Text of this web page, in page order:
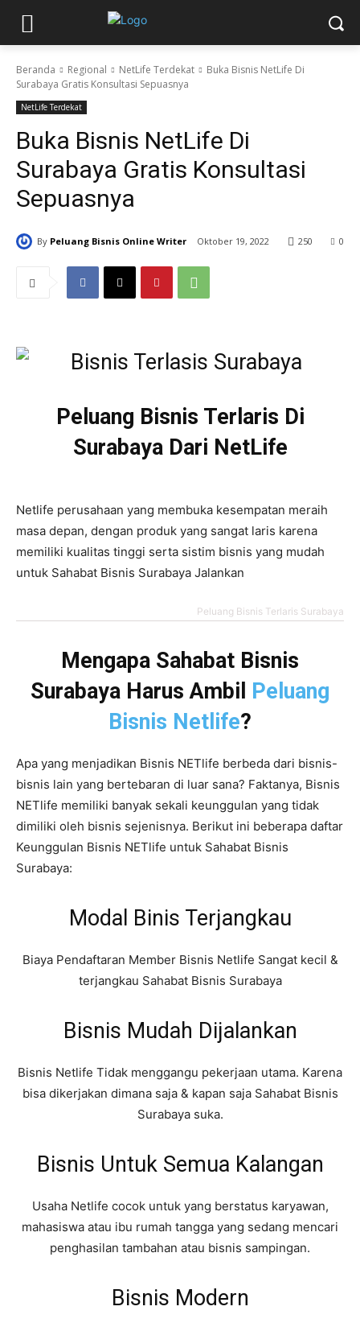
Beranda Regional NetLife Terdekat
Buka Bisnis NetLife Di
Surabaya Gratis Konsultasi Sepuasnya
NetLife Terdekat
Buka Bisnis NetLife Di
Surabaya Gratis Konsultasi
Sepuasnya
By Peluang Bisnis Online Writer Oktober 19, 2022 0
250
Peluang Bisnis Terlaris Di
Surabaya Dari NetLife
Netlife perusahaan yang membuka kesempatan meraih
masa depan, dengan produk yang sangat laris karena
memiliki kualitas tinggi serta sistim bisnis yang mudah
untuk Sahabat Bisnis Surabaya Jalankan
Peluang Bisnis Terlaris Surabaya
Mengapa Sahabat Bisnis
Surabaya Harus Ambil Peluang
Bisnis Netlife?
Apa yang menjadikan Bisnis NETlife berbeda dari bisnis-
bisnis lain yang bertebaran di luar sana? Faktanya, Bisnis
NETlife memiliki banyak sekali keunggulan yang tidak
dimiliki oleh bisnis sejenisnya. Berikut ini beberapa daftar
Keunggulan Bisnis NETlife untuk Sahabat Bisnis
Surabaya:
Modal Binis Terjangkau
Biaya Pendaftaran Member Bisnis Netlife Sangat kecil &
terjangkau Sahabat Bisnis Surabaya
Bisnis Mudah Dijalankan
Bisnis Netlife Tidak menggangu pekerjaan utama. Karena
bisa dikerjakan dimana saja & kapan saja Sahabat Bisnis
Surabaya suka.
Bisnis Untuk Semua Kalangan
Usaha Netlife cocok untuk yang berstatus karyawan,
mahasiswa atau ibu rumah tangga yang sedang mencari
penghasilan tambahan atau bisnis sampingan.
Bisnis Modern